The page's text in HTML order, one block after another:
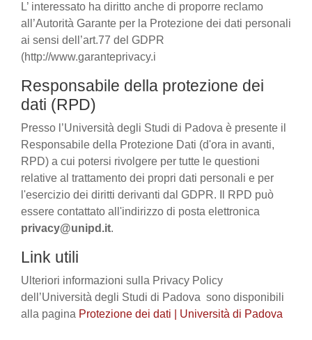
L’ interessato ha diritto anche di proporre reclamo
all’Autorità Garante per la Protezione dei dati personali
ai sensi dell’art.77 del GDPR
(http://www.garanteprivacy.i
Responsabile della protezione dei
dati (RPD)
Presso l’Università degli Studi di Padova è presente il
Responsabile della Protezione Dati (d'ora in avanti,
RPD) a cui potersi rivolgere per tutte le questioni
relative al trattamento dei propri dati personali e per
l'esercizio dei diritti derivanti dal GDPR. Il RPD può
essere contattato all'indirizzo di posta elettronica
privacy@unipd.it.
Link utili
Ulteriori informazioni sulla Privacy Policy
dell’Università degli Studi di Padova sono disponibili
alla pagina Protezione dei dati | Università di Padova